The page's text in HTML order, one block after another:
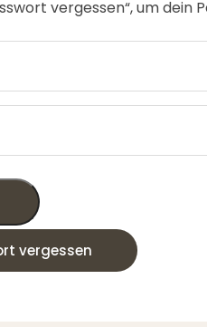
vergessen“, um dein
vergessen